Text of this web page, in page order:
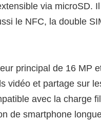
via microSD.
le NFC, la double
principal de 16 MP
vidéo et partage sur
avec la charge
de smartphone